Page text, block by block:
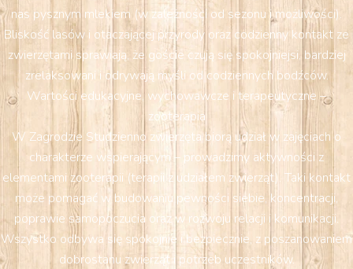
nas pysznym mlekiem (w zależności od sezonu i możliwości).
Bliskość lasów i otaczającej przyrody oraz codzienny kontakt ze
zwierzętami sprawiają, że goście czują się spokojniejsi, bardziej
zrelaksowani i odrywają myśli od codziennych bodźców.
Wartości edukacyjne, wychowawcze i terapeutyczne –
zooterapia
W Zagrodzie Studzienno zwierzęta biorą udział w zajęciach o
charakterze wspierającym – prowadzimy aktywności z
elementami zooterapii (terapii z udziałem zwierząt). Taki kontakt
może pomagać w budowaniu pewności siebie, koncentracji,
poprawie samopoczucia oraz w rozwoju relacji i komunikacji.
Wszystko odbywa się spokojnie i bezpiecznie, z poszanowaniem
dobrostanu zwierząt i potrzeb uczestników.